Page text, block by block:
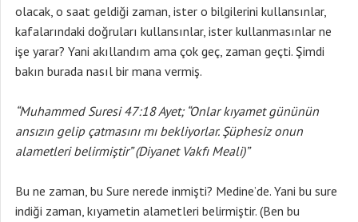
olacak, o saat geldiği zaman, ister o bilgilerini kullansınlar,
kafalarındaki doğruları kullansınlar, ister kullanmasınlar ne
işe yarar? Yani akıllandım ama çok geç, zaman geçti. Şimdi
bakın burada nasıl bir mana vermiş.
“Muhammed Suresi 47:18 Ayet; “Onlar kıyamet gününün
ansızın gelip çatmasını mı bekliyorlar. Şüphesiz onun
alametleri belirmiştir” (Diyanet Vakfı Meali)”
Bu ne zaman, bu Sure nerede inmişti? Medine’de. Yani bu sure
indiği zaman, kıyametin alametleri belirmiştir. (Ben bu